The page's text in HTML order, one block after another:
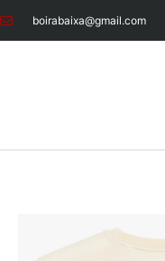
boirabaixa@gmail.com